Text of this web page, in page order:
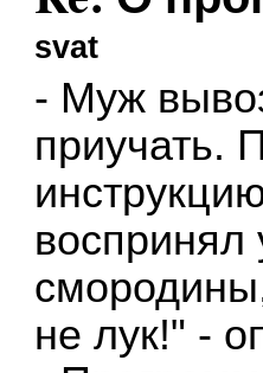
svat
- Муж
приучать.
воспринял
не лук!" -